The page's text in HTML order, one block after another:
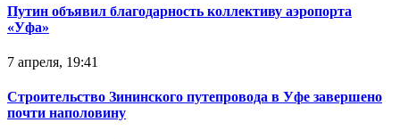
Путин объявил благодарность коллективу аэропорта
«Уфа»
7 апреля, 19:41
Строительство Зининского путепровода в Уфе завершено
почти наполовину